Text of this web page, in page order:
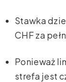
Stawka
CHF za
Ponieważ
strefa jest